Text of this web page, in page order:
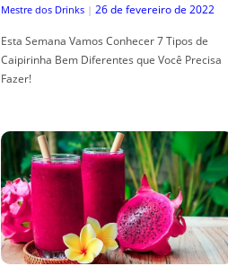
Mestre dos Drinks | 26 de fevereiro de 2022
Esta Semana Vamos Conhecer 7 Tipos de
Caipirinha Bem Diferentes que Você Precisa
Fazer!